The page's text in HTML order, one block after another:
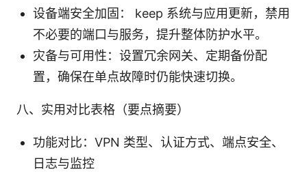
设备端安全加固： keep 系统与应用更新，禁用
不必要的端口与服务，提升整体防护水平。
灾备与可用性：设置冗余网关、定期备份配
置，确保在单点故障时仍能快速切换。
八、实用对比表格（要点摘要）
功能对比：VPN 类型、认证方式、端点安全、
日志与监控